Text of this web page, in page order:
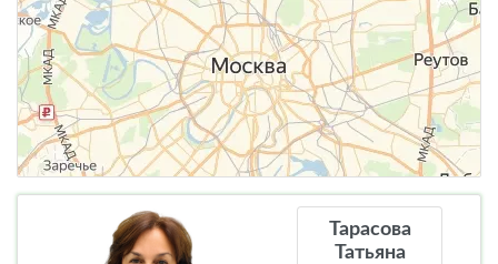
Тарасова
Татьяна